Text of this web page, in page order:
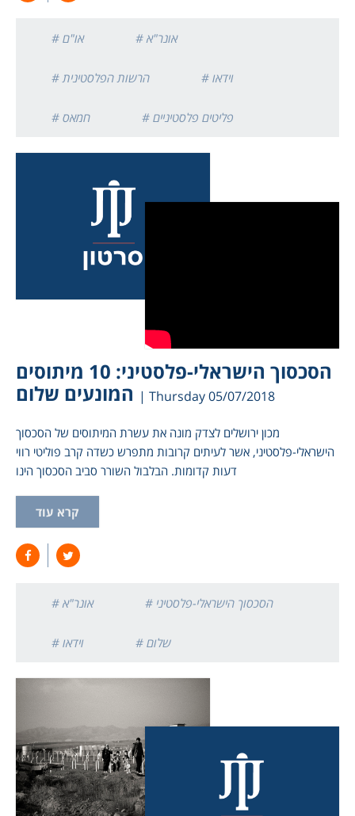
# או"ם # אונר"א
# הרשות הפלסטינית # וידאו
# חמאס # פליטים פלסטיניים
הסכסוך הישראלי-פלסטיני: 10 מיתוסים
המונעים שלום | Thursday 05/07/2018
מכון ירושלים לצדק מונה את עשרת המיתוסים של הסכסוך
הישראלי-פלסטיני, אשר לעיתים קרובות מתפרש כשדה קרב פוליטי רווי
דעות קדומות. הבלבול השורר סביב הסכסוך הינו
קרא עוד
# אונר"א # הסכסוך הישראלי-פלסטיני
# וידאו # שלום